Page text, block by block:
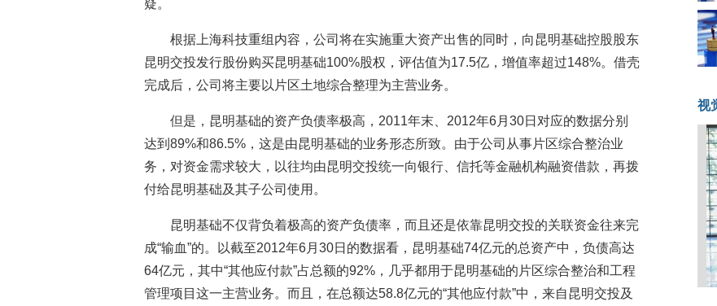
疑。
根据上海科技重组内容，公司将在实施重大资产出售的同时，向昆明基础控股股东
昆明交投发行股份购买昆明基础100%股权，评估值为17.5亿，增值率超过148%。借壳
完成后，公司将主要以片区土地综合整理为主营业务。
但是，昆明基础的资产负债率极高，2011年末、2012年6月30日对应的数据分别
达到89%和86.5%，这是由昆明基础的业务形态所致。由于公司从事片区综合整治业
务，对资金需求较大，以往均由昆明交投统一向银行、信托等金融机构融资借款，再拨
付给昆明基础及其子公司使用。
昆明基础不仅背负着极高的资产负债率，而且还是依靠昆明交投的关联资金往来完
成“输血”的。以截至2012年6月30日的数据看，昆明基础74亿元的总资产中，负债高达
64亿元，其中“其他应付款”占总额的92%，几乎都用于昆明基础的片区综合整治和工程
管理项目这一主营业务。而且，在总额达58.8亿元的“其他应付款”中，来自昆明交投及
视